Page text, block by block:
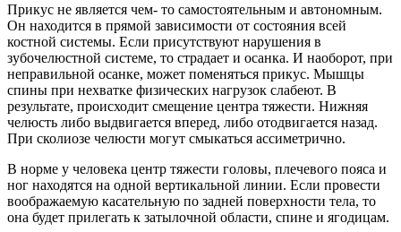
Прикус не является чем- то самостоятельным и автономным.
Он находится в прямой зависимости от состояния всей
костной системы. Если присутствуют нарушения в
зубочелюстной системе, то страдает и осанка. И наоборот, при
неправильной осанке, может поменяться прикус. Мышцы
спины при нехватке физических нагрузок слабеют. В
результате, происходит смещение центра тяжести. Нижняя
челюсть либо выдвигается вперед, либо отодвигается назад.
При сколиозе челюсти могут смыкаться ассиметрично.
В норме у человека центр тяжести головы, плечевого пояса и
ног находятся на одной вертикальной линии. Если провести
воображаемую касательную по задней поверхности тела, то
она будет прилегать к затылочной области, спине и ягодицам.